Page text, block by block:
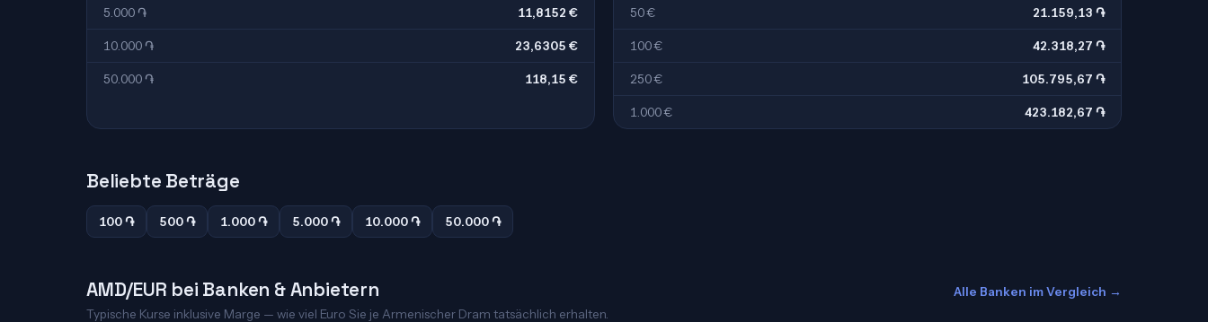
5.000 ֏ 11,8152 €
10.000 ֏ 23,6305 €
50.000 ֏ 118,15 €
50 € 21.159,13 ֏
100 € 42.318,27 ֏
250 € 105.795,67 ֏
1.000 € 423.182,67 ֏
Beliebte Beträge
100 ֏ 500 ֏ 1.000 ֏ 5.000 ֏ 10.000 ֏ 50.000 ֏
AMD/EUR bei Banken & Anbietern
Typische Kurse inklusive Marge — wie viel Euro Sie je Armenischer Dram tatsächlich erhalten.
Alle Banken im Vergleich →